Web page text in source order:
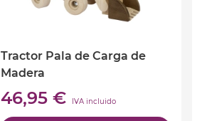
Tractor Pala de Carga de
Madera
46,95 € IVA incluido